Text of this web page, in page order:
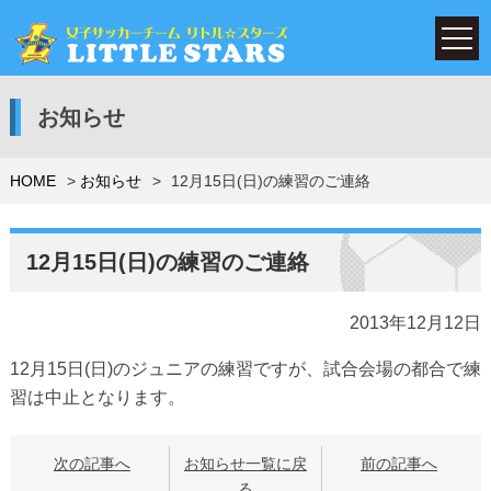
お知らせ
HOME お知らせ 12月15日(日)の練習のご連絡
12月15日(日)の練習のご連絡
2013年12月12日
12月15日(日)のジュニアの練習ですが、試合会場の都合で練
習は中止となります。
次の記事へ
お知らせ一覧に戻
前の記事へ